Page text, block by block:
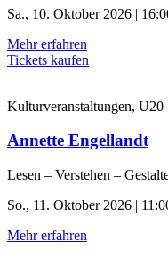
Sa., 10. Oktober 2026 |
Mehr erfahren
Tickets kaufen
Kulturveranstaltungen, U20
Annette Engellandt
Lesen – Verstehen –
So., 11. Oktober 2026 |
Mehr erfahren